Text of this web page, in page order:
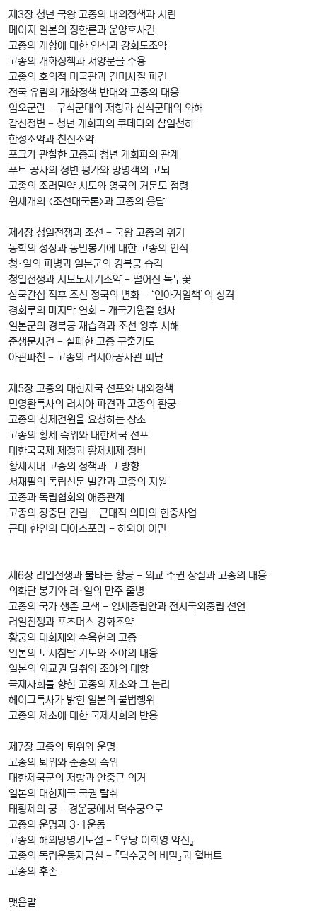
제3장 청년 국왕 고종의 내외정책과 시련
메이지 일본의 정한론과 운양호사건
고종의 개항에 대한 인식과 강화도조약
고종의 개화정책과 서양문물 수용
고종의 호의적 미국관과 견미사절 파견
전국 유림의 개화정책 반대와 고종의 대응
임오군란 - 구식군대의 저항과 신식군대의 와해
갑신정변 - 청년 개화파의 쿠데타와 삼일천하
한성조약과 천진조약
포크가 관찰한 고종과 청년 개화파의 관계
푸트 공사의 정변 평가와 망명객의 고뇌
고종의 조러밀약 시도와 영국의 거문도 점령
원세개의 〈조선대국론〉과 고종의 응답
제4장 청일전쟁과 조선 - 국왕 고종의 위기
동학의 성장과 농민봉기에 대한 고종의 인식
청·일의 파병과 일본군의 경복궁 습격
청일전쟁과 시모노세키조약 - 떨어진 녹두꽃
삼국간섭 직후 조선 정국의 변화 - ‘인아거일책’의 성격
경회루의 마지막 연회 - 개국기원절 행사
일본군의 경복궁 재습격과 조선 왕후 시해
춘생문사건 - 실패한 고종 구출기도
아관파천 - 고종의 러시아공사관 피난
제5장 고종의 대한제국 선포와 내외정책
민영환특사의 러시아 파견과 고종의 환궁
고종의 칭제건원을 요청하는 상소
고종의 황제 즉위와 대한제국 선포
대한국국제 제정과 황제체제 정비
황제시대 고종의 정책과 그 방향
서재필의 독립신문 발간과 고종의 지원
고종과 독립협회의 애증관계
고종의 장충단 건립 - 근대적 의미의 현충사업
근대 한인의 디아스포라 - 하와이 이민
제6장 러일전쟁과 불타는 황궁 - 외교 주권 상실과 고종의 대응
의화단 봉기와 러·일의 만주 출병
고종의 국가 생존 모색 - 영세중립안과 전시국외중립 선언
러일전쟁과 포츠머스 강화조약
황궁의 대화재와 수옥헌의 고종
일본의 토지침탈 기도와 조야의 대응
일본의 외교권 탈취와 조야의 대항
국제사회를 향한 고종의 제소와 그 논리
헤이그특사가 밝힌 일본의 불법행위
고종의 제소에 대한 국제사회의 반응
제7장 고종의 퇴위와 운명
고종의 퇴위와 순종의 즉위
대한제국군의 저항과 안중근 의거
일본의 대한제국 국권 탈취
태황제의 궁 - 경운궁에서 덕수궁으로
고종의 운명과 3·1운동
고종의 해외망명기도설 - 『우당 이회영 약전』
고종의 독립운동자금설 - 『덕수궁의 비밀』과 헐버트
고종의 후손
맺음말